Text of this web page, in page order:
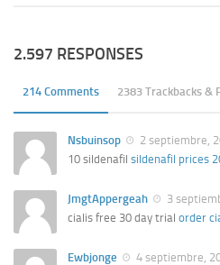
2.597 RESPONSES
214 Comments 2383 Trackbacks &
Nsbuinsop
2 septiembre,
10 sildenafil sildenafil prices
JmgtAppergeah
3
cialis free 30 day trial order
Ewbjonge
4 septiembre,